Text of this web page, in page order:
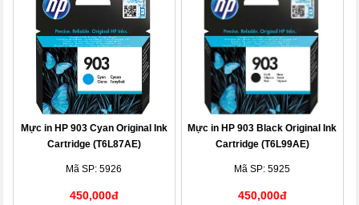
Mực in HP 903 Cyan Original Ink
Cartridge (T6L87AE)
Mã SP: 5926
450,000đ
Mực in HP 903 Black Original Ink
Cartridge (T6L99AE)
Mã SP: 5925
450,000đ